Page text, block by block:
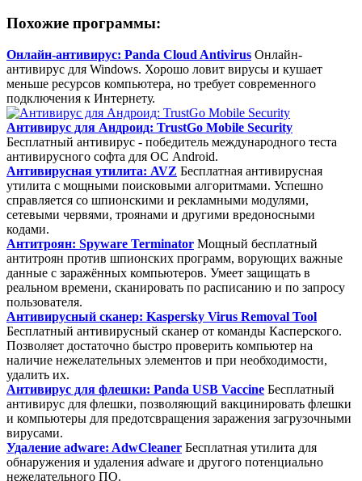
Похожие программы:
Онлайн-антивирус: Panda Cloud Antivirus Онлайн-
антивирус для Windows. Хорошо ловит вирусы и кушает
меньше ресурсов компьютера, но требует современного
подключения к Интернету.
Антивирус для Андроид: TrustGo Mobile Security
Бесплатный антивирус - победитель международного теста
антивирусного софта для ОС Android.
Антивирусная утилита: AVZ Бесплатная антивирусная
утилита с мощными поисковыми алгоритмами. Успешно
справляется со шпионскими и рекламными модулями,
сетевыми червями, троянами и другими вредоносными
кодами.
Антитроян: Spyware Terminator Мощный бесплатный
антитроян против шпионских программ, ворующих важные
данные с заражённых компьютеров. Умеет защищать в
реальном времени, сканировать по расписанию и по запросу
пользователя.
Антивирусный сканер: Kaspersky Virus Removal Tool
Бесплатный антивирусный сканер от команды Касперского.
Позволяет достаточно быстро проверить компьютер на
наличие нежелательных элементов и при необходимости,
удалить их.
Антивирус для флешки: Panda USB Vaccine Бесплатный
антивирус для флешки, позволяющий вакцинировать флешки
и компьютеры для предотсвращения заражения загрузочными
вирусами.
Удаление adware: AdwCleaner Бесплатная утилита для
обнаружения и удаления adware и другого потенциально
нежелательного ПО.